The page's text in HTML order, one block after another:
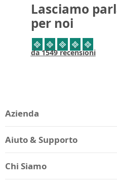
Lasciamo
per noi
da 1549 recensioni
Azienda
Aiuto & Supporto
Chi Siamo